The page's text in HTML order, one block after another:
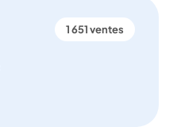
1 651 ventes